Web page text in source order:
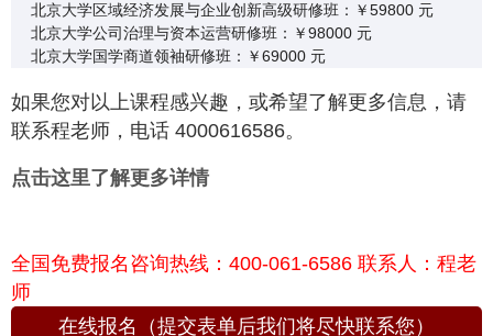
北京大学区域经济发展与企业创新高级研修班：￥59800 元
北京大学公司治理与资本运营研修班：￥98000 元
北京大学国学商道领袖研修班：￥69000 元
如果您对以上课程感兴趣，或希望了解更多信息，请
联系程老师，电话 4000616586。
点击这里了解更多详情
全国免费报名咨询热线：400-061-6586 联系人：程老
师
在线报名（提交表单后我们将尽快联系您）